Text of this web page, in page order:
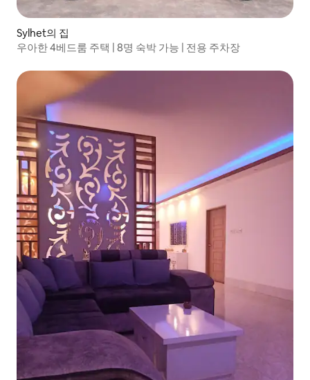
Sylhet의 집
우아한 4베드룸 주택 | 8명 숙박 가능 | 전용 주차장